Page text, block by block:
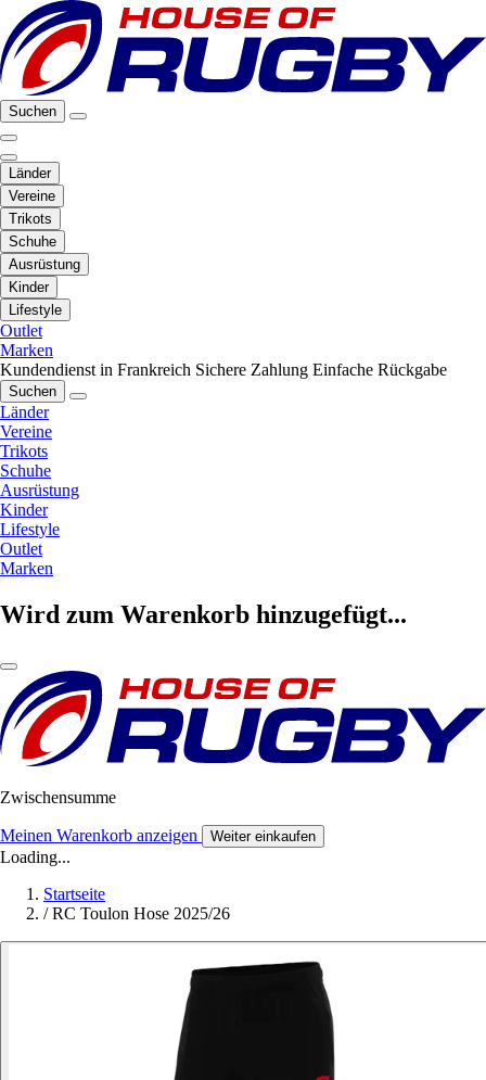
Suchen
Länder
Vereine
Trikots
Schuhe
Ausrüstung
Kinder
Lifestyle
Outlet
Marken
Kundendienst in Frankreich Sichere Zahlung Einfache Rückgabe
Suchen
Länder
Vereine
Trikots
Schuhe
Ausrüstung
Kinder
Lifestyle
Outlet
Marken
Wird zum Warenkorb hinzugefügt...
Zwischensumme
Meinen Warenkorb anzeigen Weiter einkaufen
Loading...
Startseite
/ RC Toulon Hose 2025/26